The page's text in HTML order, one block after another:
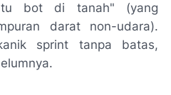
bot di tanah" (yang
darat non-udara).
sprint tanpa batas,